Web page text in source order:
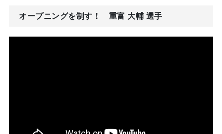
オープニングを制す！ 重富 大輔 選手